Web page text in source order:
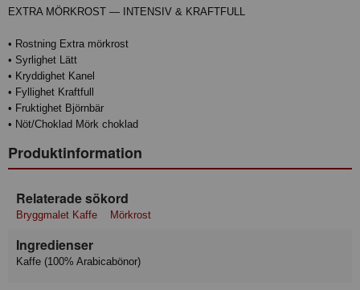
EXTRA MÖRKROST — INTENSIV & KRAFTFULL
• Rostning Extra mörkrost
• Syrlighet Lätt
• Kryddighet Kanel
• Fyllighet Kraftfull
• Fruktighet Björnbär
• Nöt/Choklad Mörk choklad
Produktinformation
Relaterade sökord
Bryggmalet Kaffe Mörkrost
Ingredienser
Kaffe (100% Arabicabönor)